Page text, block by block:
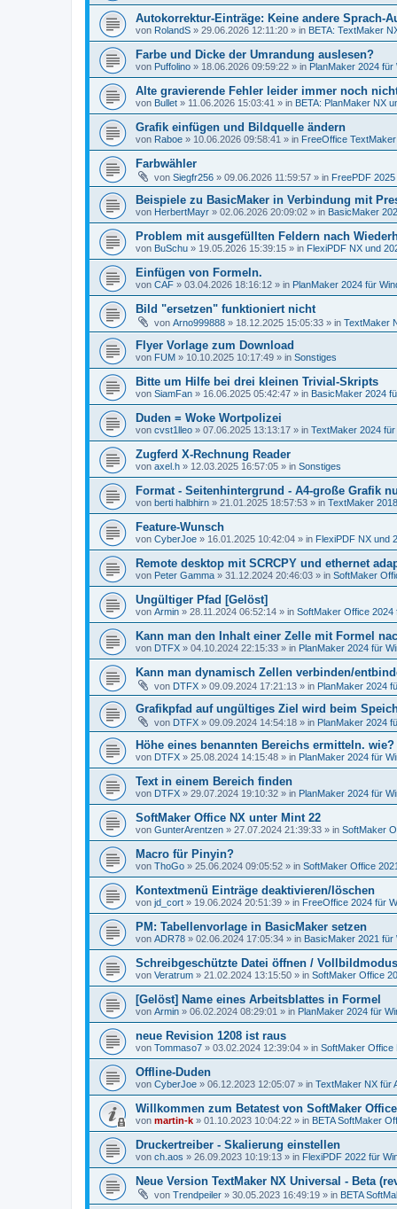
Autokorrektur-Einträge: Keine andere Sprach-
von RolandS » 29.06.2026 12:11:20 » in BETA: TextMaker
Farbe und Dicke der Umrandung auslesen?
von Puffolino » 18.06.2026 09:59:22 » in PlanMaker 2024 für
Alte gravierende Fehler leider immer noch
von Bullet » 11.06.2026 15:03:41 » in BETA: PlanMaker NX
Grafik einfügen und Bildquelle ändern
von Raboe » 10.06.2026 09:58:41 » in FreeOffice
Farbwähler
von Siegfr256 » 09.06.2026 11:59:57 » in FreePDF
Beispiele zu BasicMaker in Verbindung mit
von HerbertMayr » 02.06.2026 20:09:02 » in BasicMaker
Problem mit ausgefüllten Feldern nach
von BuSchu » 19.05.2026 15:39:15 » in FlexiPDF NX und
Einfügen von Formeln.
von CAF » 03.04.2026 18:16:12 » in PlanMaker 2024 für
Bild "ersetzen" funktioniert nicht
von Arno999888 » 18.12.2025 15:05:33 » in TextMaker
Flyer Vorlage zum Download
von FUM » 10.10.2025 10:17:49 » in Sonstiges
Bitte um Hilfe bei drei kleinen Trivial-Skripts
von SiamFan » 16.06.2025 05:42:47 » in BasicMaker 2024
Duden = Woke Wortpolizei
von cvst1lleo » 07.06.2025 13:13:17 » in TextMaker 2024 für
Zugferd X-Rechnung Reader
von axel.h » 12.03.2025 16:57:05 » in Sonstiges
Format - Seitenhintergrund - A4-große Grafik
von berti halbhirn » 21.01.2025 18:57:53 » in TextMaker
Feature-Wunsch
von CyberJoe » 16.01.2025 10:42:04 » in FlexiPDF NX und
Remote desktop mit SCRCPY und ethernet
von Peter Gamma » 31.12.2024 20:46:03 » in SoftMaker
Ungültiger Pfad [Gelöst]
von Armin » 28.11.2024 06:52:14 » in SoftMaker Office 2024
Kann man den Inhalt einer Zelle mit Formel
von DTFX » 04.10.2024 22:15:33 » in PlanMaker 2024 für
Kann man dynamisch Zellen verbinden/
von DTFX » 09.09.2024 17:21:13 » in PlanMaker 2024
Grafikpfad auf ungültiges Ziel wird beim
von DTFX » 09.09.2024 14:54:18 » in PlanMaker 2024
Höhe eines benannten Bereichs ermitteln. wie?
von DTFX » 25.08.2024 14:15:48 » in PlanMaker 2024 für
Text in einem Bereich finden
von DTFX » 29.07.2024 19:10:32 » in PlanMaker 2024 für
SoftMaker Office NX unter Mint 22
von GunterArentzen » 27.07.2024 21:39:33 » in SoftMaker
Macro für Pinyin?
von ThoGo » 25.06.2024 09:05:52 » in SoftMaker Office
Kontextmenü Einträge deaktivieren/löschen
von jd_cort » 19.06.2024 20:51:39 » in FreeOffice 2024 für
PM: Tabellenvorlage in BasicMaker setzen
von ADR78 » 02.06.2024 17:05:34 » in BasicMaker 2021 für
Schreibgeschützte Datei öffnen / Vollbildmodus
von Veratrum » 21.02.2024 13:15:50 » in SoftMaker Office
[Gelöst] Name eines Arbeitsblattes in Formel
von Armin » 06.02.2024 08:29:01 » in PlanMaker 2024 für
neue Revision 1208 ist raus
von Tommaso7 » 03.02.2024 12:39:04 » in SoftMaker Office
Offline-Duden
von CyberJoe » 06.12.2023 12:05:07 » in TextMaker NX für
Willkommen zum Betatest von SoftMaker
von martin-k » 01.10.2023 10:04:22 » in BETA SoftMaker
Druckertreiber - Skalierung einstellen
von ch.aos » 26.09.2023 10:19:13 » in FlexiPDF 2022 für
Neue Version TextMaker NX Universal - Beta
von Trendpeiler » 30.05.2023 16:49:19 » in BETA